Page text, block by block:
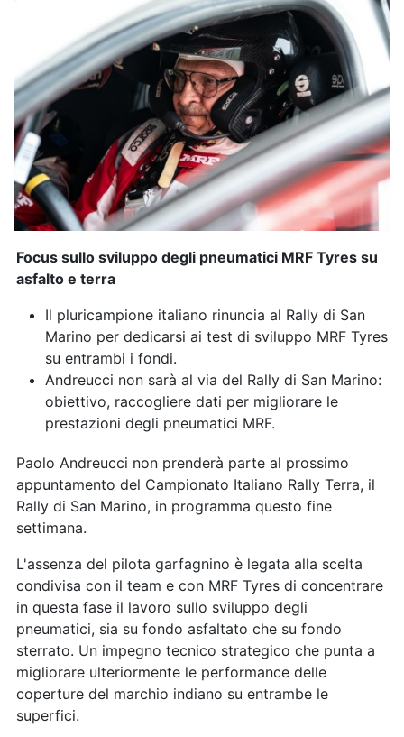
Focus sullo sviluppo degli pneumatici MRF Tyres su
asfalto e terra
Il pluricampione italiano rinuncia al Rally di San
Marino per dedicarsi ai test di sviluppo MRF Tyres
su entrambi i fondi.
Andreucci non sarà al via del Rally di San Marino:
obiettivo, raccogliere dati per migliorare le
prestazioni degli pneumatici MRF.
Paolo Andreucci non prenderà parte al prossimo
appuntamento del Campionato Italiano Rally Terra, il
Rally di San Marino, in programma questo fine
settimana.
L'assenza del pilota garfagnino è legata alla scelta
condivisa con il team e con MRF Tyres di concentrare
in questa fase il lavoro sullo sviluppo degli
pneumatici, sia su fondo asfaltato che su fondo
sterrato. Un impegno tecnico strategico che punta a
migliorare ulteriormente le performance delle
coperture del marchio indiano su entrambe le
superfici.